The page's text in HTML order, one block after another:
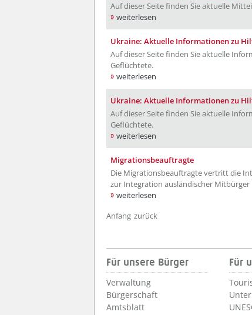
Auf dieser Seite finden Sie aktuelle
weiterlesen
Ukraine: Aktuelle Informationen zu
Auf dieser Seite finden Sie aktuelle
Geflüchtete.
weiterlesen
Ukraine: Aktuelle Informationen zu
Auf dieser Seite finden Sie aktuelle
Geflüchtete.
weiterlesen
Migrationsbeauftragte
Die Migrationsbeauftragte vertritt die
zur Integration ausländischer
weiterlesen
Anfang zurück
Für unsere Bürger
Verwaltung
Bürgerschaft
Amtsblatt
Für